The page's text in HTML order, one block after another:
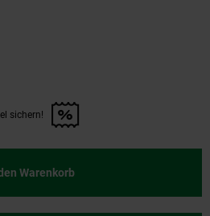
Artikel sichern!" anwenden
sichern!
Warenkorb